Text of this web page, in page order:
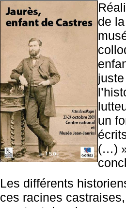
de
un
(…)
Les différents
ces racines